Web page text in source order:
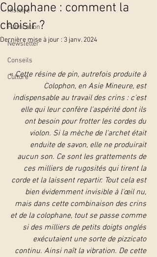
Histoire
Fabrication
Newsletter
Conseils
Culture
Colophane : comment la
choisir ?
Dernière mise à jour : 3 janv. 2024
« Cette résine de pin, autrefois produite à
Colophon, en Asie Mineure, est
indispensable au travail des crins : c'est
elle qui leur confère l'aspérité dont ils
ont besoin pour frotter les cordes du
violon. Si la mèche de l'archet était
enduite de savon, elle ne produirait
aucun son. Ce sont les grattements de
ces milliers de rugosités qui tirent la
corde et la laissent repartir. Tout cela est
bien évidemment invisible à l'œil nu,
mais dans cette combinaison des crins
et de la colophane, tout se passe comme
si des milliers de petits doigts onglés
exécutaient une sorte de pizzicato
continu. Ainsi naît la vibration. De cette